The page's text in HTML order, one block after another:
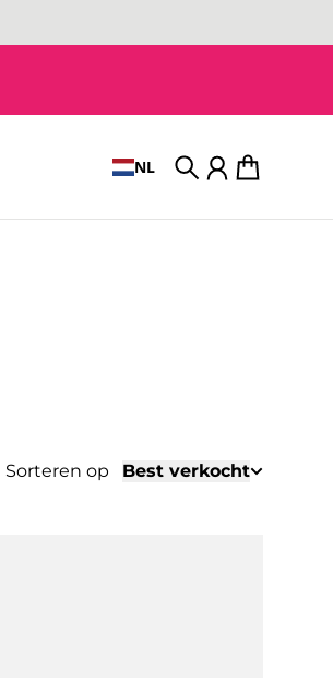
NL
Zoek op
Account
Sorteren op Best verkocht